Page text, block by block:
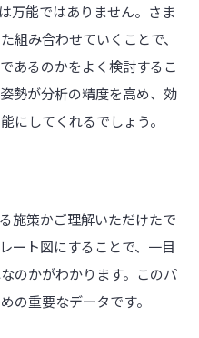
万能ではありません。さま
組み合わせていくことで、
あるのかをよく検討するこ
勢が分析の精度を高め、効
にしてくれるでしょう。
施策かご理解いただけたで
ート図にすることで、一目
のかがわかります。このパ
の重要なデータです。